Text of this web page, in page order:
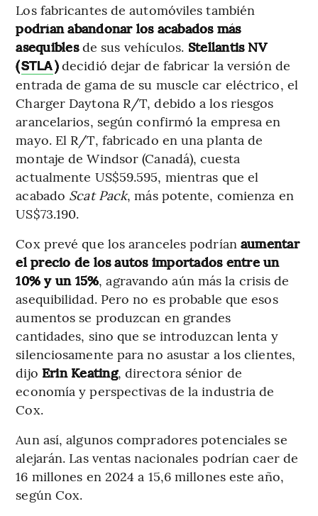
Los fabricantes de automóviles también
podrían abandonar los acabados más
asequiblesde sus vehículos. Stellantis NV
(STLA)decidió dejar de fabricar la versión de
entrada de gama de su muscle car eléctrico, el
Charger Daytona R/T, debido a los riesgos
arancelarios, según confirmó la empresa en
mayo. El R/T, fabricado en una planta de
montaje de Windsor (Canadá), cuesta
actualmente US$59.595, mientras que el
acabado Scat Pack, más potente, comienza en
US$73.190.
Cox prevé que los aranceles podrían aumentar
el precio de los autos importados entre un
10% y un 15%, agravando aún más la crisis de
asequibilidad. Pero no es probable que esos
aumentos se produzcan en grandes
cantidades, sino que se introduzcan lenta y
silenciosamente para no asustar a los clientes,
dijo Erin Keating, directora sénior de
economía y perspectivas de la industria de
Cox.
Aun así, algunos compradores potenciales se
alejarán. Las ventas nacionales podrían caer de
16 millones en 2024 a 15,6 millones este año,
según Cox.